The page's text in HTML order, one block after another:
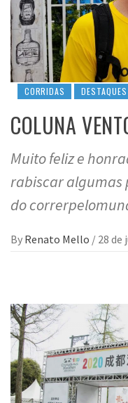
CORRIDAS DESTAQUES
COLUNA
Muito feliz e
rabiscar algumas
do
By Renato Mello / 28 de